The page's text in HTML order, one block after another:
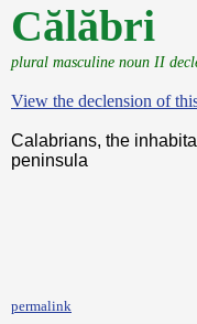
Călăbri
plural masculine noun II
View the declension of
Calabrians, the
peninsula
permalink